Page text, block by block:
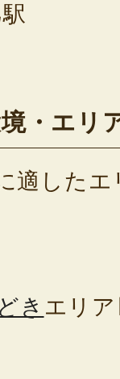
・エリ
適した
き エリア